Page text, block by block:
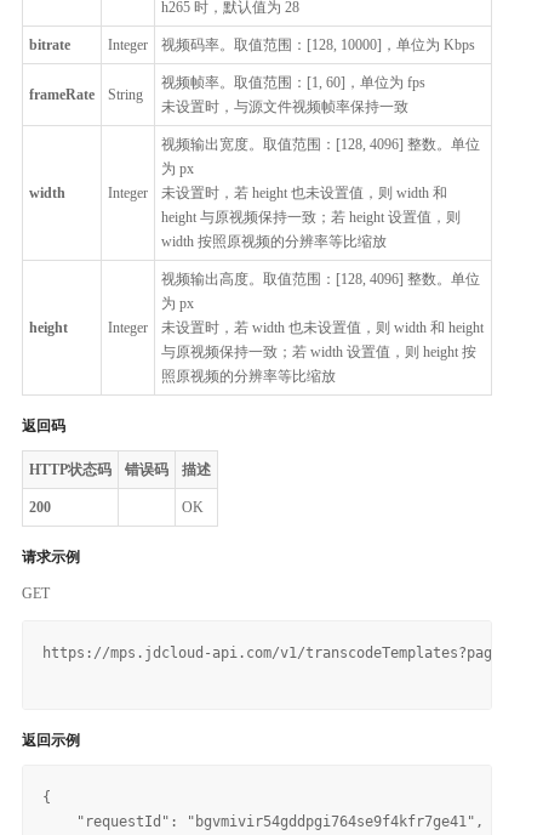
h265 时，默认值为 28
bitrate Integer 视频码率。取值范围：[128, 10000]，单位为 Kbps
frameRate String
视频帧率。取值范围：[1, 60]，单位为 fps
未设置时，与源文件视频帧率保持一致
width Integer
视频输出宽度。取值范围：[128, 4096] 整数。单位
为 px
未设置时，若 height 也未设置值，则 width 和
height 与原视频保持一致；若 height 设置值，则
width 按照原视频的分辨率等比缩放
height Integer
视频输出高度。取值范围：[128, 4096] 整数。单位
为 px
未设置时，若 width 也未设置值，则 width 和 height
与原视频保持一致；若 width 设置值，则 height 按
照原视频的分辨率等比缩放
返回码
HTTP状态码 错误码 描述
200 OK
请求示例
GET
https://mps.jdcloud-api.com/v1/
返回示例
{
    "requestId": "bgvmivir54gddpgi764se9f4kfr7ge41",